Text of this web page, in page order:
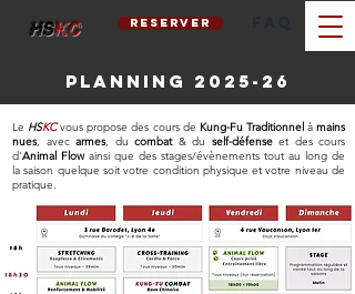
hskc reserver
planning 2025-26
Le HSKC vous propose des cours de Kung-Fu Traditionnel àmains
nues, avec armes, du combat& du self-défense et des cours
d'Animal Flow ainsi que des stages/évènements tout au long de
la saison quelque soit votre condition physique et votre niveau de
pratique.